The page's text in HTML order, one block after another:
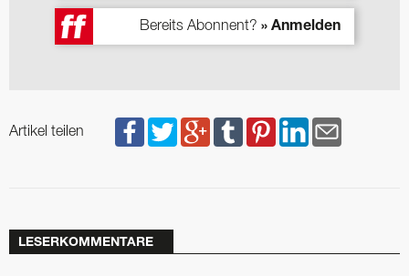
Bereits Abonnent? » Anmelden
Artikel teilen
LESERKOMMENTARE